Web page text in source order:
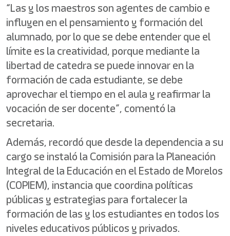
“Las y los maestros son agentes de cambio e
influyen en el pensamiento y formación del
alumnado, por lo que se debe entender que el
límite es la creatividad, porque mediante la
libertad de catedra se puede innovar en la
formación de cada estudiante, se debe
aprovechar el tiempo en el aula y reafirmar la
vocación de ser docente”, comentó la
secretaria.
Además, recordó que desde la dependencia a su
cargo se instaló la Comisión para la Planeación
Integral de la Educación en el Estado de Morelos
(COPIEM), instancia que coordina políticas
públicas y estrategias para fortalecer la
formación de las y los estudiantes en todos los
niveles educativos públicos y privados.